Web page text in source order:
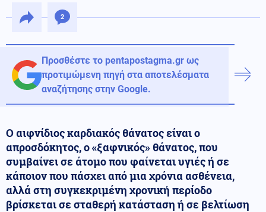
2
Προσθέστε το pentapostagma.gr ως
προτιμώμενη πηγή στα αποτελέσματα
αναζήτησης στην Google.
Ο αιφνίδιος καρδιακός θάνατος είναι ο
απροσδόκητος, ο «ξαφνικός» θάνατος, που
συμβαίνει σε άτομο που φαίνεται υγιές ή σε
κάποιον που πάσχει από μια χρόνια ασθένεια,
αλλά στη συγκεκριμένη χρονική περίοδο
βρίσκεται σε σταθερή κατάσταση ή σε βελτίωση